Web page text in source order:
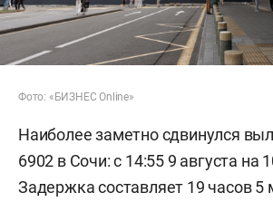
Фото: «БИЗНЕС Online»
Наиболее заметно сдвинулся
6902 в Сочи: с 14:55 9 августа на
Задержка составляет 19 часов 5